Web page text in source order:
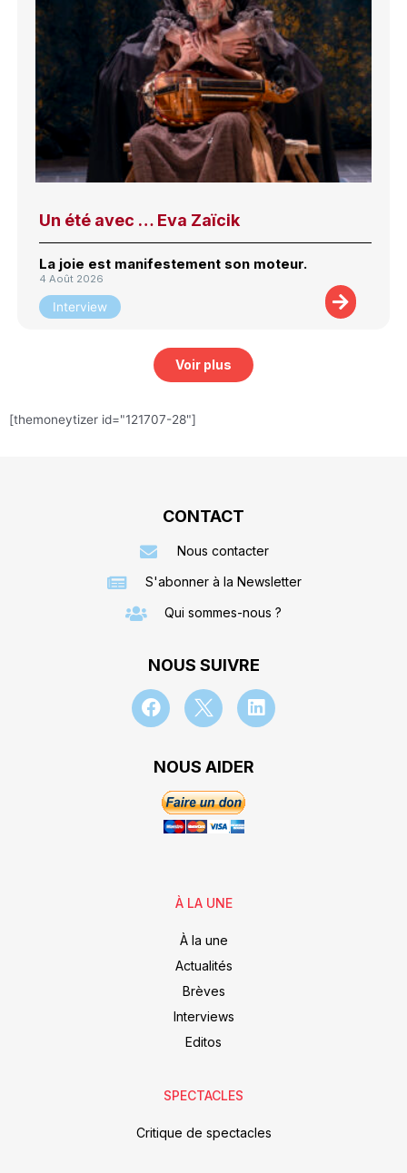
Un été avec … Eva Zaïcik
La joie est manifestement son moteur.
4 Août 2026
Interview
Voir plus
[themoneytizer id="121707-28"]
CONTACT
Nous contacter
S'abonner à la Newsletter
Qui sommes-nous ?
NOUS SUIVRE
NOUS AIDER
À LA UNE
À la une
Actualités
Brèves
Interviews
Editos
SPECTACLES
Critique de spectacles